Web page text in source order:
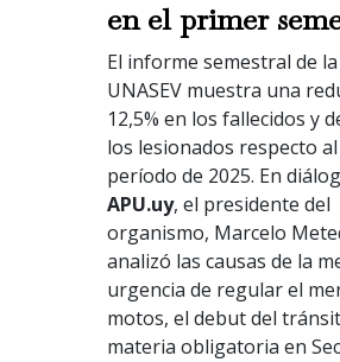
en el primer
El informe semestral de la
UNASEV muestra una
12,5% en los fallecidos y
los lesionados respecto
período de 2025. En
APU.uy, el presidente del
organismo, Marcelo
analizó las causas de la
urgencia de regular el
motos, el debut del
materia obligatoria en